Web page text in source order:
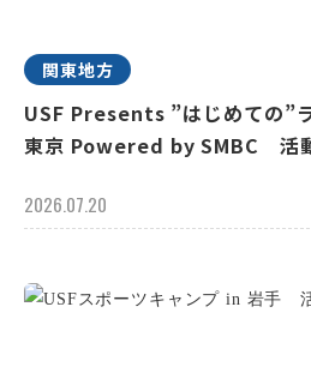
関東地方
USF Presents ”はじめての”
東京 Powered by SMBC 活
2026.07.20